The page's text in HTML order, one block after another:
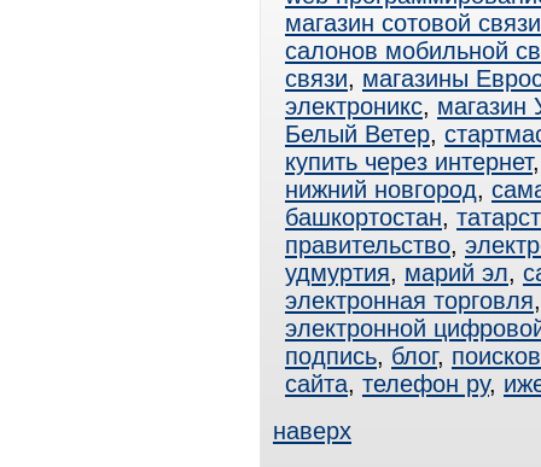
магазин сотовой связи
салонов мобильной
связи, магазины
электроникс, магазин
Белый Ветер,
купить через интернет
нижний новгород,
башкортостан,
правительство,
удмуртия, марий эл,
электронная торговля
электронной
подпись, блог,
сайта, телефон ру,
наверх